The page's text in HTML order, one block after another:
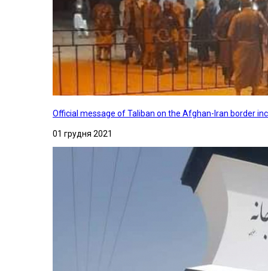
Official message of Taliban on the Afghan-Iran border
01 грудня 2021